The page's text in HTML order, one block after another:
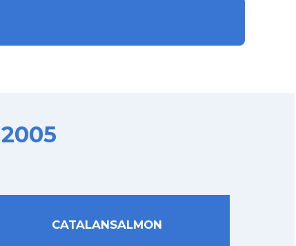
CATALANSALMON